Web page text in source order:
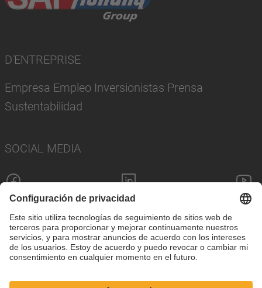
D'ENTREPRISE
Empresa Empleo Inversionistas Prensa
Sustentabilidad
SOCIAL MEDIA